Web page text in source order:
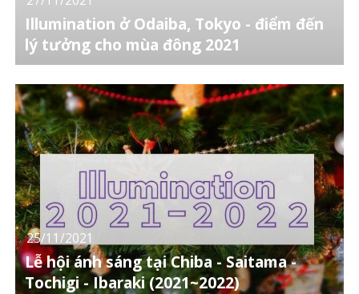
Illumination ở Odaiba, Tokyo - điểm đến
lý tưởng cho mùa đông 2021
25/11/2021
Lễ hội ánh sáng tại Chiba - Saitama -
Tochigi - Ibaraki (2021~2022)